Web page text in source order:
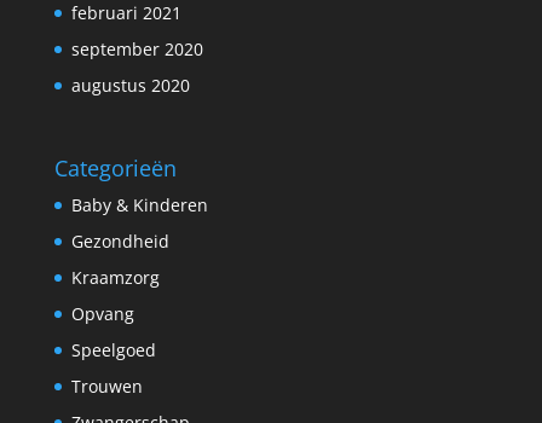
februari 2021
september 2020
augustus 2020
Categorieën
Baby & Kinderen
Gezondheid
Kraamzorg
Opvang
Speelgoed
Trouwen